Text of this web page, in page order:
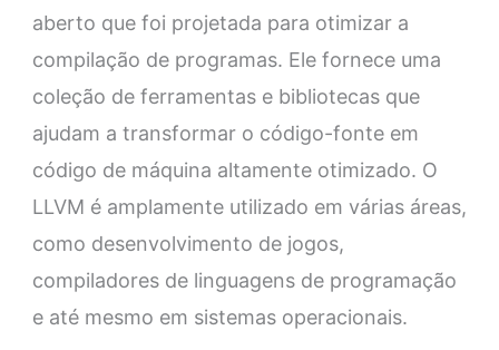
aberto que foi projetada para otimizar a
compilação de programas. Ele fornece uma
coleção de ferramentas e bibliotecas que
ajudam a transformar o código-fonte em
código de máquina altamente otimizado. O
LLVM é amplamente utilizado em várias áreas,
como desenvolvimento de jogos,
compiladores de linguagens de programação
e até mesmo em sistemas operacionais.